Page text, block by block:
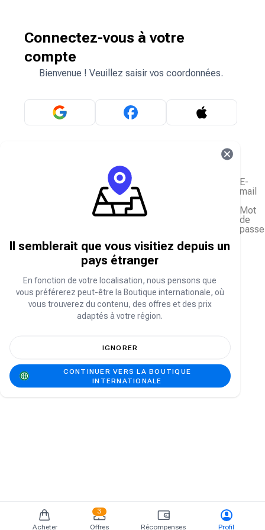
Acheter
3
Offres
Récompenses Profil
Connectez-vous à votre
compte
Bienvenue ! Veuillez saisir vos coordonnées.
E-
mail
Mot
de
passe
Se connecter
Il semblerait que vous visitiez depuis un
pays étranger
En fonction de votre localisation, nous pensons que
vous préférerez peut-être la Boutique internationale, où
vous trouverez du contenu, des offres et des prix
adaptés à votre région.
IGNORER
CONTINUER VERS LA BOUTIQUE
INTERNATIONALE